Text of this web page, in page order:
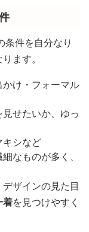
条件を自分なり
ます。
かけ・フォーマル
見せたいか、ゆっ
キシなど
なものが多く、
ザインの見た目
着を見つけやすく